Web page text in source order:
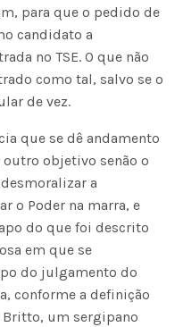
para que o pedido de
candidato a
no TSE. O que não
como tal, salvo se o
de vez.
que se dê andamento
objetivo senão o
a
o Poder na marra, e
do que foi descrito
em que se
do julgamento do
conforme a definição
Britto, um sergipano